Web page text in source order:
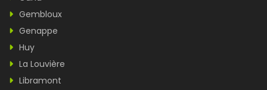
Gembloux
Genappe
Huy
La Louvière
Libramont